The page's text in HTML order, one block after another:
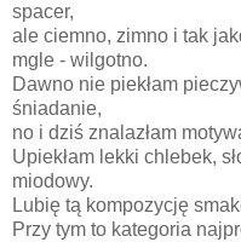
spacer,
ale ciemno, zimno i tak
mgle - wilgotno.
Dawno nie piekłam
śniadanie,
no i dziś znalazłam
Upiekłam lekki chlebek,
miodowy.
Lubię tą kompozycję
Przy tym to kategoria